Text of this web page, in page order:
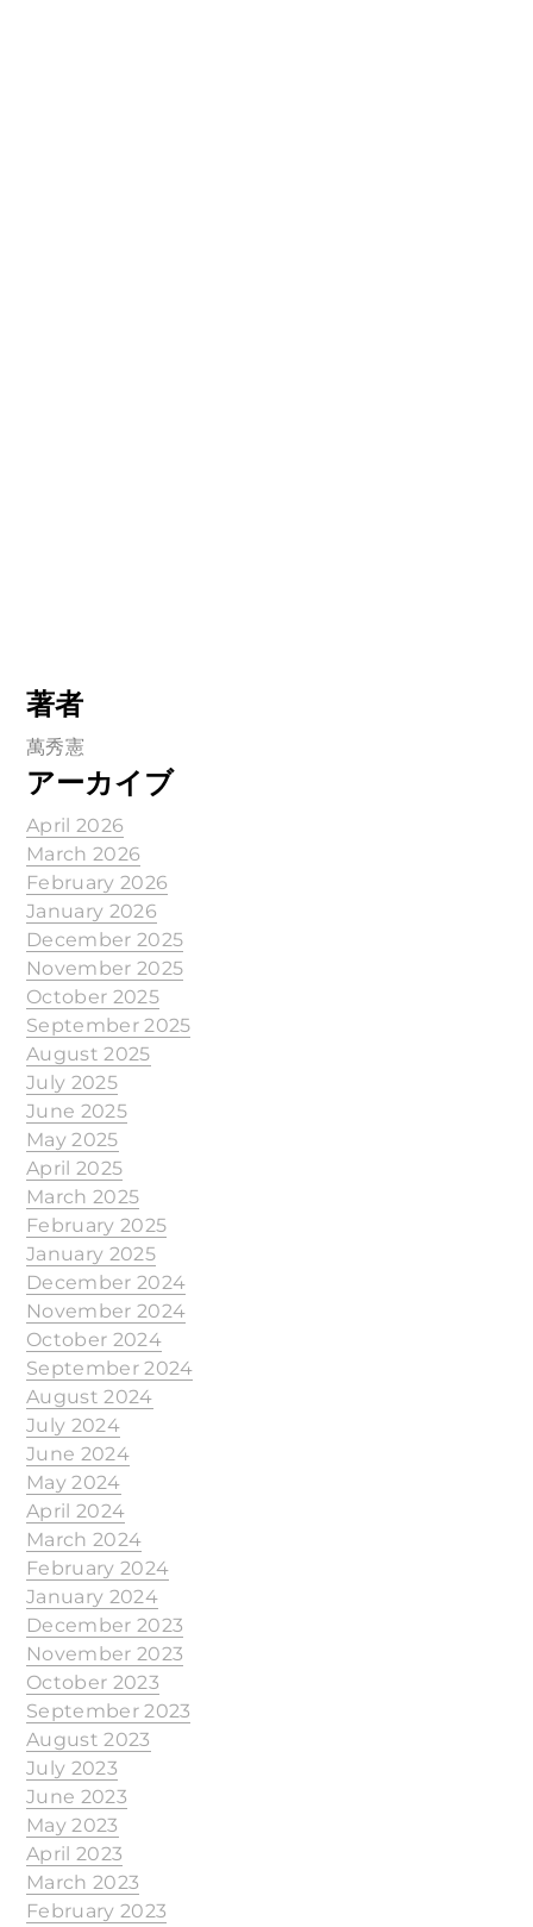
著者
萬秀憲
アーカイブ
April 2026
March 2026
February 2026
January 2026
December 2025
November 2025
October 2025
September 2025
August 2025
July 2025
June 2025
May 2025
April 2025
March 2025
February 2025
January 2025
December 2024
November 2024
October 2024
September 2024
August 2024
July 2024
June 2024
May 2024
April 2024
March 2024
February 2024
January 2024
December 2023
November 2023
October 2023
September 2023
August 2023
July 2023
June 2023
May 2023
April 2023
March 2023
February 2023